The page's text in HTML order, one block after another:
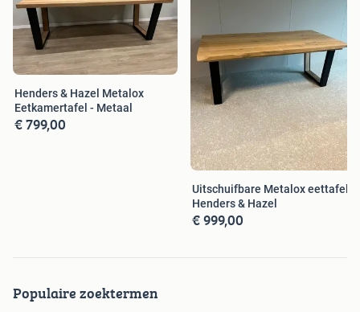
Henders & Hazel Metalox
Eetkamertafel - Metaal
€ 799,00
Uitschuifbare Metalox eettafel
Henders & Hazel
€ 999,00
Populaire zoektermen